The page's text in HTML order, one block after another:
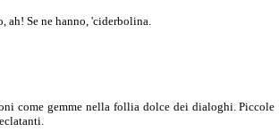
Se ne hanno, 'ciderbolina.
come gemme nella follia dolce dei dialoghi. Piccole